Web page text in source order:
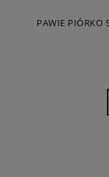
PAWIE PIÓRKO